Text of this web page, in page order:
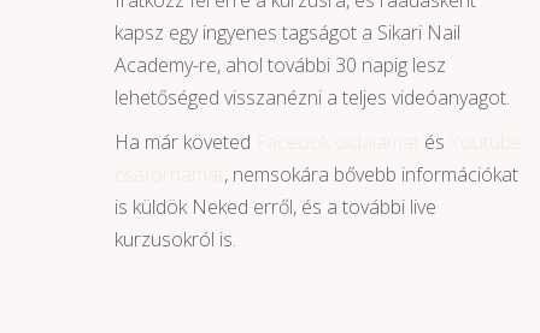
kapsz egy ingyenes tagságot a Sikari Nail
Academy-re, ahol további 30 napig lesz
lehetőséged visszanézni a teljes videóanyagot.
Ha már követed
és
, nemsokára bővebb információkat
is küldök Neked erről, és a további live
kurzusokról is.